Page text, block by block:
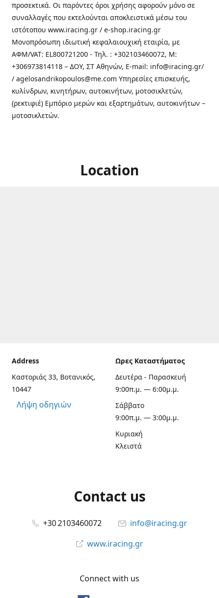
προσεκτικά. Οι παρόντες όροι χρήσης αφορούν μόνο σε
συναλλαγές που εκτελούνται αποκλειστικά μέσω του
ιστότοπου www.iracing.gr / e-shop.iracing.gr
Μονοπρόσωπη ιδιωτική κεφαλαιουχική εταιρία, με
ΑΦΜ/VAT: EL800721200 - Τηλ. : +302103460072, M:
+306973814118 – ΔΟΥ, ΣΤ Αθηνών, E-mail: info@iracing.gr/
/ agelosandrikopoulos@me.com Υπηρεσίες επισκευής,
κυλίνδρων, κινητήρων, αυτοκινήτων, μοτοσικλετών,
(ρεκτιφιέ) Εμπόριο μερών και εξαρτημάτων, αυτοκινήτων –
μοτοσικλετών.
Location
Address
Καστοριάς 33, Βοτανικός,
10447
Λήψη οδηγιών
Ωρες Καταστήματος
Δευτέρα - Παρασκευή
9:00π.μ. — 6:00μ.μ.
Σάββατο
9:00π.μ. — 3:00μ.μ.
Κυριακή
Κλειστά
Contact us
+30 2103460072
info@iracing.gr
www.iracing.gr
Connect with us